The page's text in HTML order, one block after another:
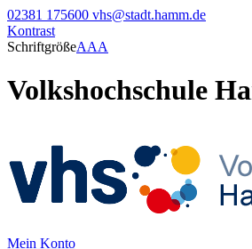
02381 175600 vhs@stadt.hamm.de
Kontrast
SchriftgrößeAAA
Volkshochschule
Mein Konto